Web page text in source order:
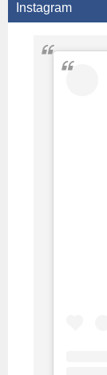
Instagram